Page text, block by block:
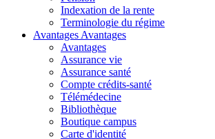
Indexation de la rente
Terminologie du régime
Avantages Avantages
Avantages
Assurance vie
Assurance santé
Compte crédits-santé
Télémédecine
Bibliothèque
Boutique campus
Carte d'identité